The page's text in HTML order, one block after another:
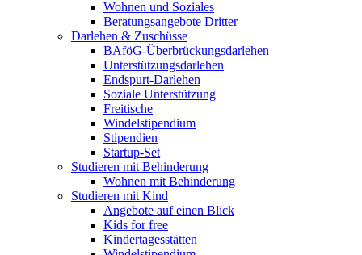
Wohnen und Soziales
Beratungsangebote Dritter
Darlehen & Zuschüsse
BAföG-Überbrückungsdarlehen
Unterstützungsdarlehen
Endspurt-Darlehen
Soziale Unterstützung
Freitische
Windelstipendium
Stipendien
Startup-Set
Studieren mit Behinderung
Wohnen mit Behinderung
Studieren mit Kind
Angebote auf einen Blick
Kids for free
Kindertagesstätten